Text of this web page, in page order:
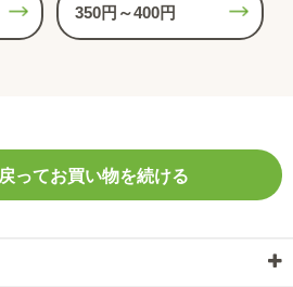
350円～400円
ってお買い物を続ける